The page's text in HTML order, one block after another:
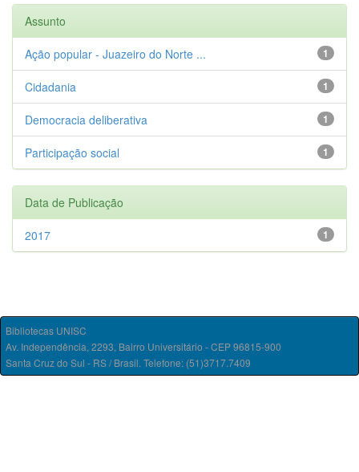
Assunto
1
Ação popular - Juazeiro do Norte ...
1
Cidadania
1
Democracia deliberativa
1
Participação social
Data de Publicação
1
2017
Bibliotecas UNISC
Av. Independência, 2293, Bairro Universitário - CEP 96815-900
Santa Cruz do Sul - RS / Brasil. Telefone: (51)3717.7409